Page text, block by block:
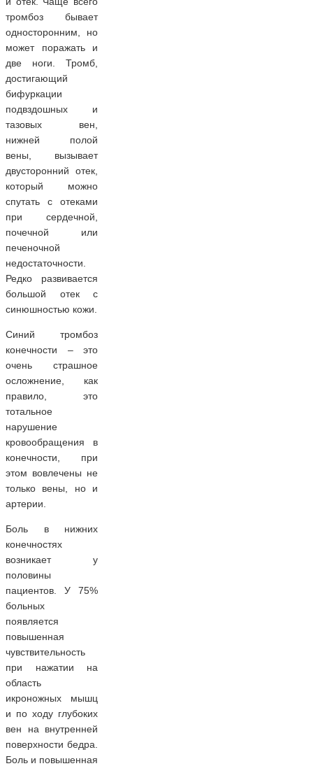
тромбоз бывает
односторонним, но
может поражать и
две ноги. Тромб,
достигающий
бифуркации
подвздошных и
тазовых вен,
нижней полой
вены, вызывает
двусторонний отек,
который можно
спутать с отеками
при сердечной,
почечной или
печеночной
недостаточности.
Редко развивается
большой отек с
синюшностью кожи.
Синий тромбоз
конечности – это
очень страшное
осложнение, как
правило, это
тотальное
нарушение
кровообращения в
конечности, при
этом вовлечены не
только вены, но и
артерии.
Боль в нижних
конечностях
возникает у
половины
пациентов. У 75%
больных
появляется
повышенная
чувствительность
при нажатии на
область
икроножных мышц
и по ходу глубоких
вен на внутренней
поверхности бедра.
Боль и повышенная